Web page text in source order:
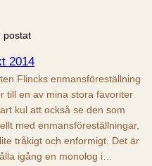
postat
2014
Flincks enmansföreställning
till en av mina stora favoriter
kul att också se den som
med enmansföreställningar,
tråkigt och enformigt. Det är
igång en monolog i…